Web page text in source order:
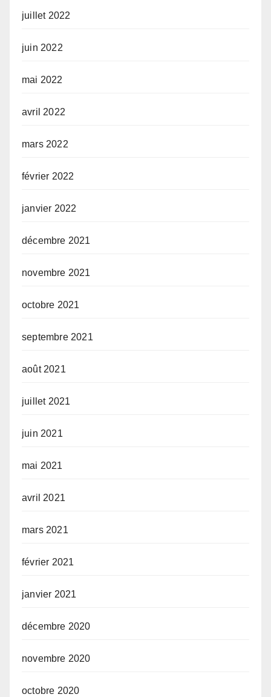
juillet 2022
juin 2022
mai 2022
avril 2022
mars 2022
février 2022
janvier 2022
décembre 2021
novembre 2021
octobre 2021
septembre 2021
août 2021
juillet 2021
juin 2021
mai 2021
avril 2021
mars 2021
février 2021
janvier 2021
décembre 2020
novembre 2020
octobre 2020